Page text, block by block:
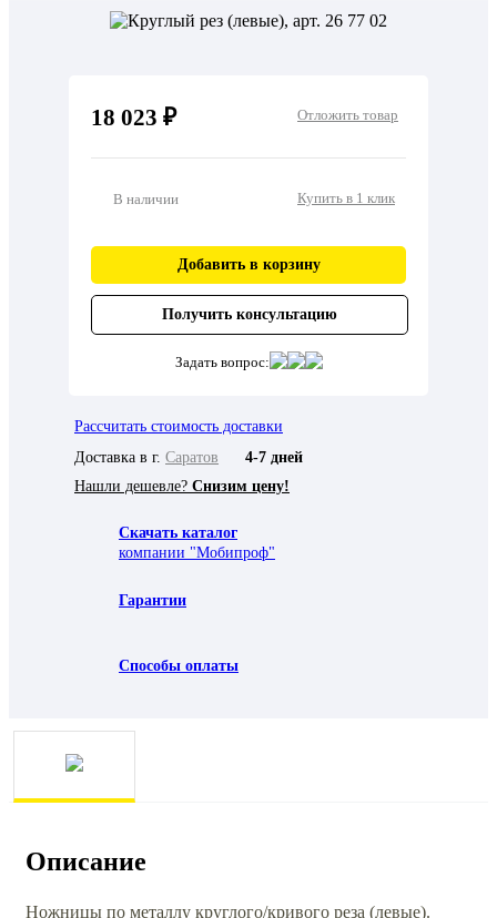
18 023 ₽ Отложить товар
В наличии Купить в 1 клик
Добавить в корзину
Получить консультацию
Задать вопрос:
Рассчитать стоимость доставки
Доставка в г. Саратов
4-7 дней
Нашли дешевле? Снизим цену!
Скачать каталог
компании "Мобипроф"
Гарантии
Способы оплаты
Описание
Ножницы по металлу круглого/кривого реза (левые).